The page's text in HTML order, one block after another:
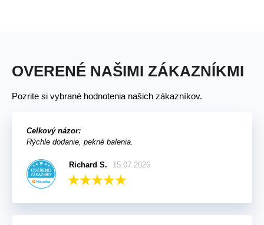
OVERENÉ NAŠIMI ZÁKAZNÍKMI
Pozrite si vybrané hodnotenia našich zákazníkov.
Celkový názor:
Rýchle dodanie, pekné balenia.
Richard S. 15.07.2026